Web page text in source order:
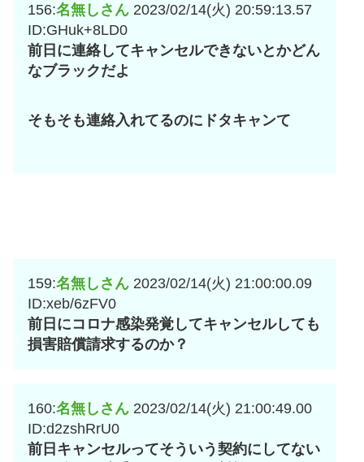
156:名無しさん 2023/02/14(火) 20:59:13.57
ID:GHuk+8LD0
前日に連絡してキャンセルできないとかどん
なブラックだよ
そもそも連絡入れてるのにドタキャンて
159:名無しさん 2023/02/14(火) 21:00:00.09
ID:xeb/6zFV0
前日にコロナ感染発覚してキャンセルしても
損害賠償請求するのか？
160:名無しさん 2023/02/14(火) 21:00:49.00
ID:d2zshRrU0
前日キャンセルってそういう契約にしてない